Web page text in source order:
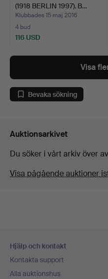
(1918 BERLIN 1997). B…
Klubbades 15 maj 2016
4 bud
116 USD
Visa
Bevaka sökning
Auktionsarkivet
Du söker i vårt arkiv över
Visa pågående auktioner
Hjälp och kontakt
Kontakta support
Alla auktionshus